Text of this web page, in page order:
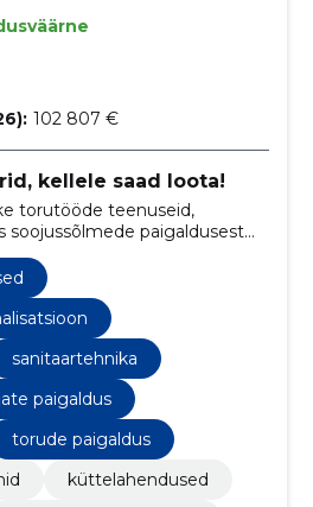
102 807 €
kellele saad loota!
torutööde teenuseid,
soojussõlmede paigaldusest
ja
sanitaartehnika
paigaldus
torude paigaldus
küttelahendused